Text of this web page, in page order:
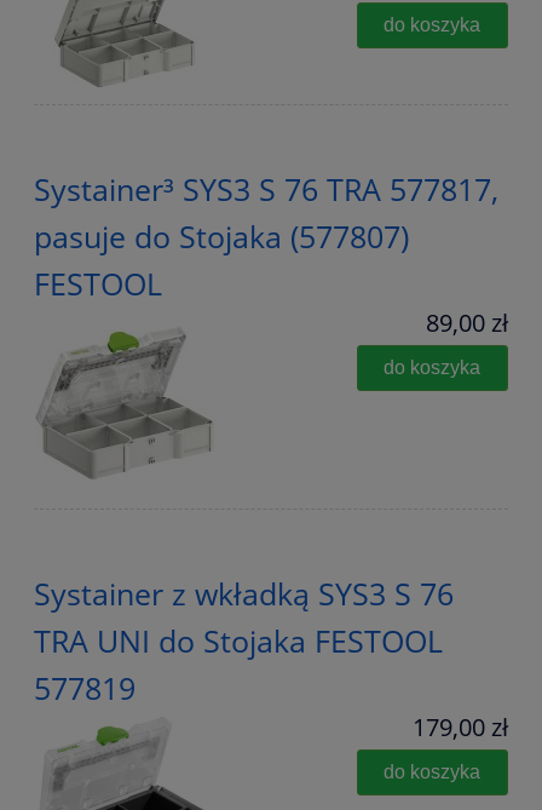
do koszyka
Systainer³ SYS3 S 76 TRA 577817,
pasuje do Stojaka (577807)
FESTOOL
89,00 zł
do koszyka
Systainer z wkładką SYS3 S 76
TRA UNI do Stojaka FESTOOL
577819
179,00 zł
do koszyka